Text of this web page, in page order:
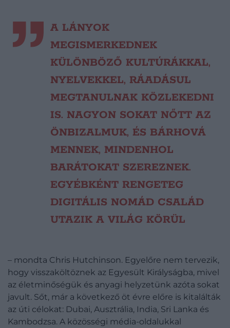
A LÁNYOK
MEGISMERKEDNEK
KÜLÖNBÖZŐ KULTÚRÁKKAL,
NYELVEKKEL, RÁADÁSUL
MEGTANULNAK KÖZLEKEDNI
IS. NAGYON SOKAT NŐTT AZ
ÖNBIZALMUK, ÉS BÁRHOVÁ
MENNEK, MINDENHOL
BARÁTOKAT SZEREZNEK.
EGYÉBKÉNT RENGETEG
DIGITÁLIS NOMÁD CSALÁD
UTAZIK A VILÁG KÖRÜL
– mondta Chris Hutchinson. Egyelőre nem tervezik,
hogy visszaköltöznek az Egyesült Királyságba, mivel
az életminőségük és anyagi helyzetünk azóta sokat
javult. Sőt, már a következő öt évre előre is kitalálták
az úti célokat: Dubai, Ausztrália, India, Sri Lanka és
Kambodzsa. A közösségi média-oldalukkal